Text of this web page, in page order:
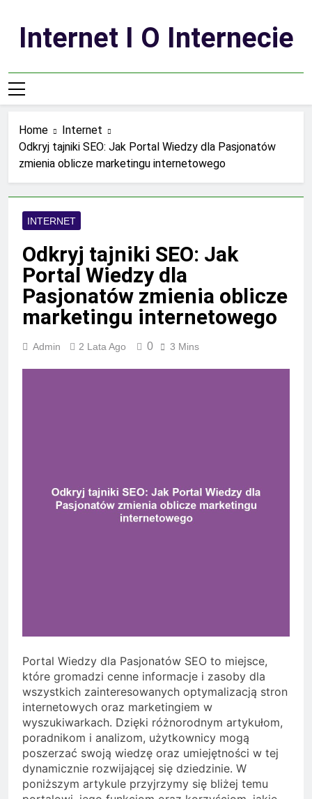
contentInternet I O Internecie
Home
Internet
Odkryj tajniki SEO: Jak Portal Wiedzy dla Pasjonatów
zmienia oblicze marketingu internetowego
INTERNET
Odkryj tajniki SEO: Jak
Portal Wiedzy dla
Pasjonatów zmienia oblicze
marketingu internetowego
Admin 2 Lata Ago 0 3 Mins
Portal Wiedzy dla Pasjonatów SEO to miejsce,
które gromadzi cenne informacje i zasoby dla
wszystkich zainteresowanych optymalizacją stron
internetowych oraz marketingiem w
wyszukiwarkach. Dzięki różnorodnym artykułom,
poradnikom i analizom, użytkownicy mogą
poszerzać swoją wiedzę oraz umiejętności w tej
dynamicznie rozwijającej się dziedzinie. W
poniższym artykule przyjrzymy się bliżej temu